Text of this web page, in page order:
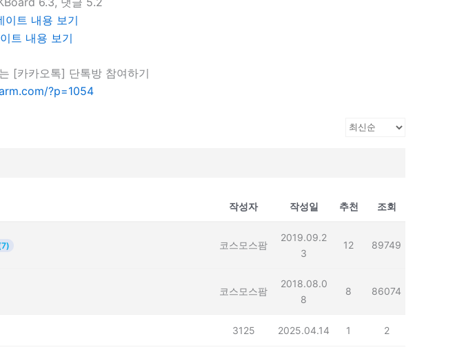
이트 내용 보기
트 내용 보기
[카카오톡] 단톡방 참여하기
?p=1054
작성자 작성일 추천 조회
코스모스팜
2019.09.2
3
12 89749
코스모스팜
2018.08.0
8
8 86074
3125 2025.04.14 1 2